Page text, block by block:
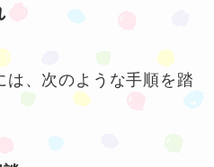
は、次のような手順を踏